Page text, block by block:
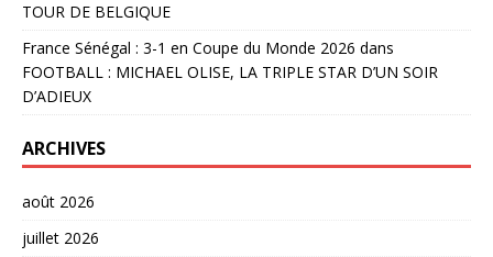
TOUR DE BELGIQUE
France Sénégal : 3-1 en Coupe du Monde 2026 dans
FOOTBALL : MICHAEL OLISE, LA TRIPLE STAR D’UN SOIR
D’ADIEUX
ARCHIVES
août 2026
juillet 2026